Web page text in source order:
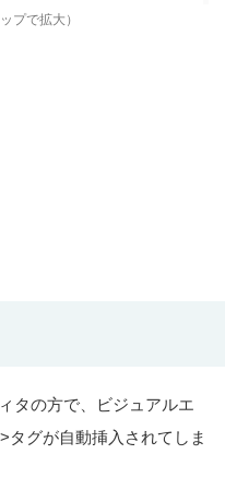
プで拡大）
タの方で、ビジュアルエ
タグが自動挿入されてしま